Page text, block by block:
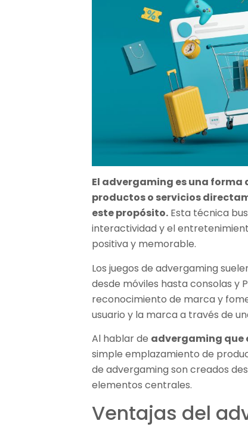
El advergaming es una
productos o servicios
este propósito. Esta técnica
interactividad y el
positiva y memorable.
Los juegos de advergaming
desde móviles hasta consolas y
reconocimiento de marca y
usuario y la marca a través de
Al hablar de advergaming que
simple emplazamiento de
de advergaming son creados
elementos centrales.
Ventajas del